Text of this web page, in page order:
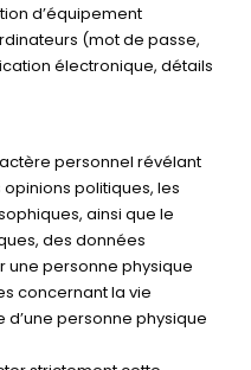
d’équipement
(mot de passe,
électronique, détails
personnel révélant
politiques, les
ainsi que le
des données
une personne physique
concernant la vie
d’une personne physique